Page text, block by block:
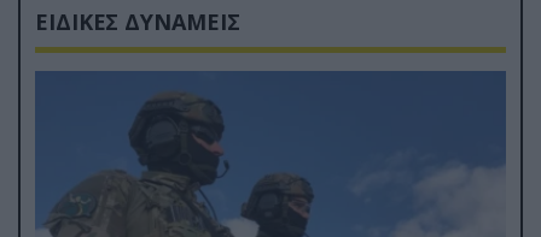
ΕΙΔΙΚΕΣ ΔΥΝΑΜΕΙΣ